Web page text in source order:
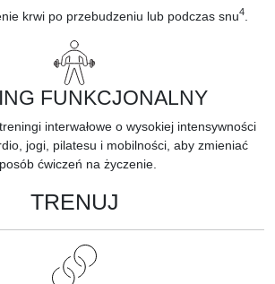
krwi po przebudzeniu lub podczas snu4
FUNKCJONALNY
interwałowe o wysokiej intensywności
jogi, pilatesu i mobilności, aby zmieniać
ćwiczeń na życzenie.
TRENUJ